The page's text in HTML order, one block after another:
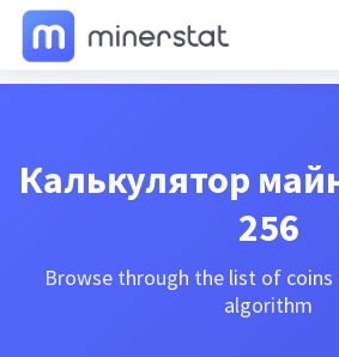
Калькулятор
256
Browse through the list of coins
algorithm